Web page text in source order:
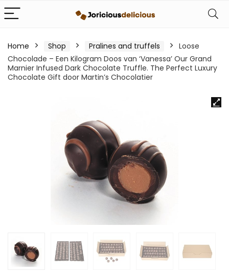
Home Shop Pralines and truffels
Loose
Chocolade – Een Kilogram Doos van ‘Vanessa’ Our Grand
Marnier Infused Dark Chocolate Truffle. The Perfect Luxury
Chocolate Gift door Martin’s Chocolatier